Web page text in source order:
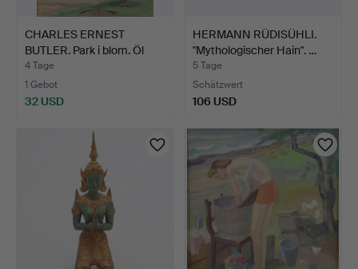
CHARLES ERNEST
BUTLER. Park i blom. Öl
auf…
4 Tage
1 Gebot
32 USD
HERMANN RÜDISÜHLI.
"Mythologischer Hain". …
5 Tage
Schätzwert
106 USD